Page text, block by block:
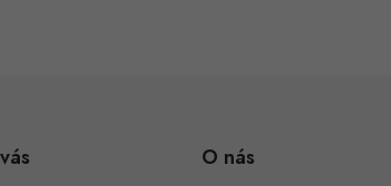
O nás